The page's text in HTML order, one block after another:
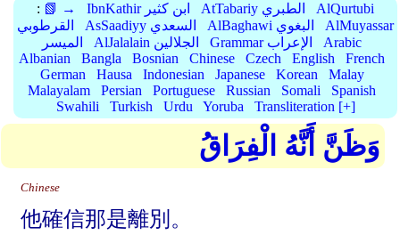
: 📗 → IbnKathir ابن كثير AtTabariy الطبري
AlQurtubi
القرطوبي
AsSaadiyy السعدي AlBaghawi البغوي
AlMuyassar
الميسر
AlJalalain الجلالين Grammar الإعراب
Arabic
Albanian
Bangla Bosnian Chinese Czech English
French
German
Hausa Indonesian Japanese Korean
Malay
Malayalam
Persian Portuguese Russian Somali
Spanish
Swahili
Turkish Urdu Yoruba Transliteration [+]
وَظَنَّ أَنَّهُ الْفِرَاقُ
Chinese
他確信那是離別。